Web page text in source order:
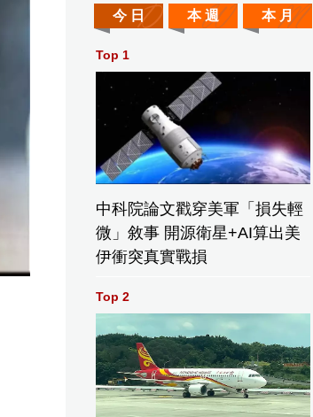
今 日 本 週 本 月
Top 1
中科院論文戳穿美軍「損失輕
微」敘事 開源衛星+AI算出美
伊衝突真實戰損
Top 2